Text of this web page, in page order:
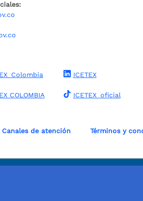
COLOMBIA
ICETEX
ICETEX_oficial
Canales de atención Términos y